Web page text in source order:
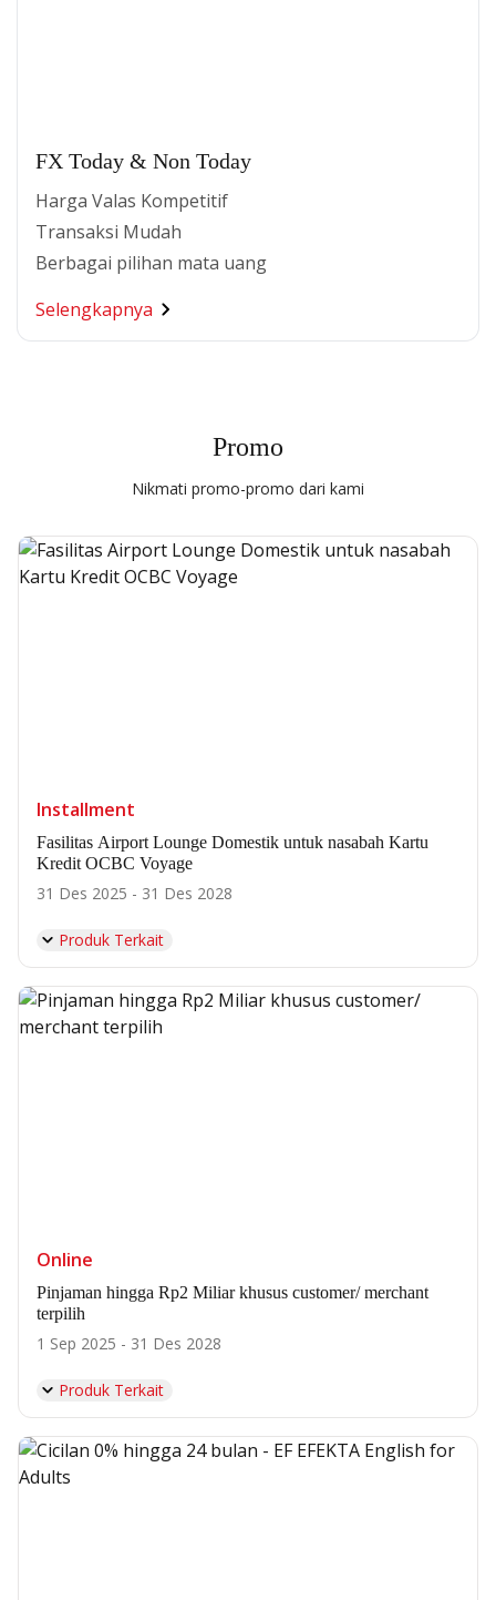
FX Today & Non Today
Harga Valas Kompetitif
Transaksi Mudah
Berbagai pilihan mata uang
Selengkapnya
Promo
Nikmati promo-promo dari kami
Installment
Fasilitas Airport Lounge Domestik untuk nasabah Kartu
Kredit OCBC Voyage
31 Des 2025 - 31 Des 2028
Produk Terkait
Online
Pinjaman hingga Rp2 Miliar khusus customer/ merchant
terpilih
1 Sep 2025 - 31 Des 2028
Produk Terkait